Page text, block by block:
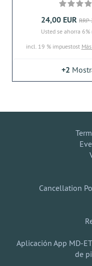
24,00 EUR RRP
Usted se ahorra 6%
incl. 19 % impuestost
+2
Cancellation
Aplicación App MD-
de